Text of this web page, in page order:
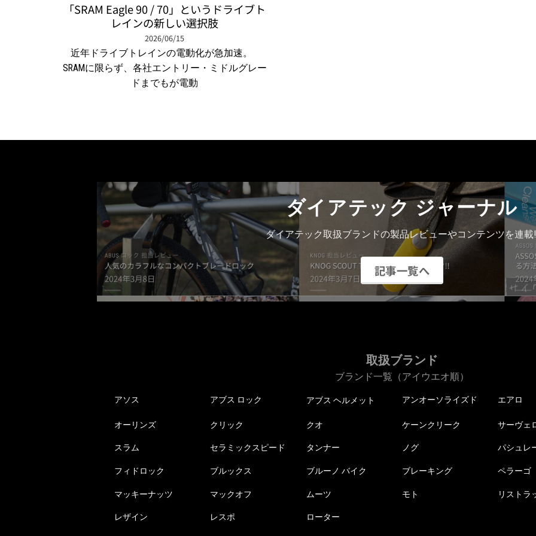
「SRAM Eagle 90 / 70」というドライブト
レインの新しい選択肢
2026/06/15
近年ドライブトレインの電動化が急加速。
SRAMに限らず、各社エントリー・ミドルグレー
ドまでもが電動
ダイアテック ジャーナル
ダイアテック取扱ブランドの製品レビューやコンテンツを連載
記事一覧へ
取扱ブランド
ブランド一覧（アイウエオ順）
アソス アブス ロック アブス ヘルメット アンオーソライズド エアロ
オーリンズ クリック クオ ケーンクリーク サーヴェ
スラム セラミックスピード タンナー ノグ パシュレ
フィドロック ブルックス ブルーノ バイク ブレーキング ペラーゴ
マッキーナッツ マックオフ ムーツ モト リストラ
レザイン レスポ ローター